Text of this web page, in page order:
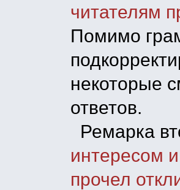
читателям
Помимо
некоторые
ответов.
Ремарка
интересом
прочел